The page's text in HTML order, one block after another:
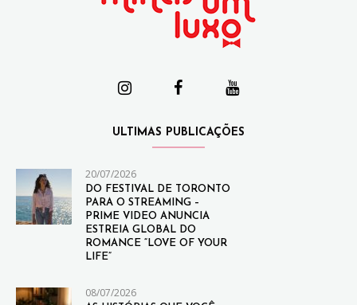
ULTIMAS PUBLICAÇÕES
20/07/2026
DO FESTIVAL DE TORONTO
PARA O STREAMING –
PRIME VIDEO ANUNCIA
ESTREIA GLOBAL DO
ROMANCE “LOVE OF YOUR
LIFE”
08/07/2026